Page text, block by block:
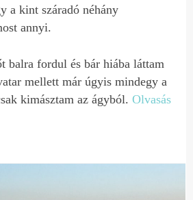
a kint száradó néhány
annyi.
balra fordul és bár hiába láttam
mellett már úgyis mindegy a
kimásztam az ágyból.Olvasás